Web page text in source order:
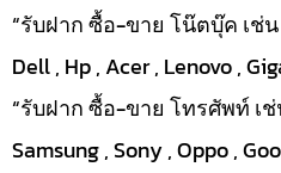
“รับฝาก ซื้อ-ขาย โน๊ตบุ๊ค เช่
Dell , Hp , Acer , Lenovo ,
“รับฝาก ซื้อ-ขาย โทรศัพท์ เ
Samsung , Sony , Oppo ,